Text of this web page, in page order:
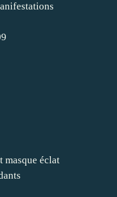
masque éclat